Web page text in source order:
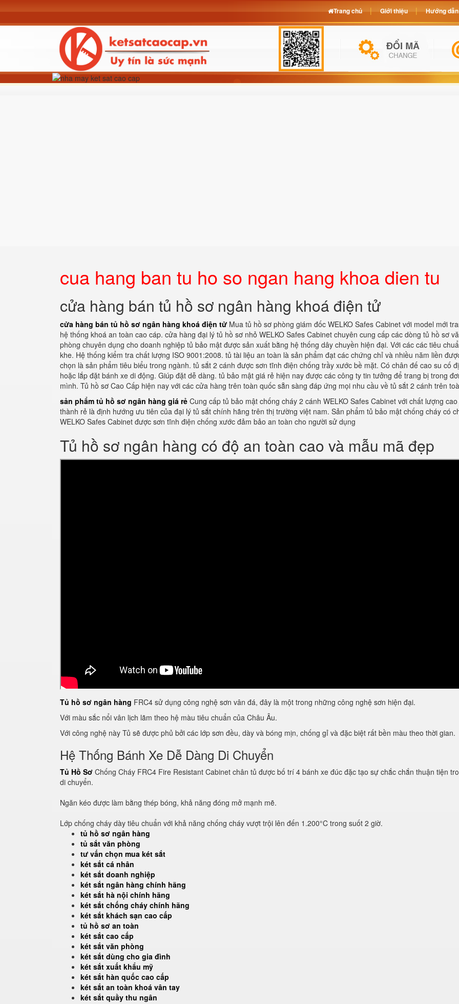
cua hang ban tu ho so ngan hang khoa dien tu
cửa hàng bán tủ hồ sơ ngân hàng khoá điện tử
cửa hàng bán tủ hồ sơ ngân hàng khoá điện tử Mua tủ hồ sơ phòng giám đốc WELKO Safes Cabinet với model mới
hệ thống khoá an toàn cao cáp. cửa hàng đại lý tủ hồ sơ nhỏ WELKO Safes Cabinet chuyên cung cấp các dòng tủ hồ sơ
phòng chuyên dụng cho doanh nghiệp tủ bảo mật được sản xuất bằng hệ thống dây chuyền hiện đại. Với các các tiêu
khe. Hệ thống kiểm tra chất lượng ISO 9001:2008. tủ tài liệu an toàn là sản phẩm đạt các chứng chỉ và nhiều năm liền
chọn là sản phẩm tiêu biểu trong ngành. tủ sắt 2 cánh được sơn tĩnh điện chống trầy xước bề mặt. Có chân đế cao su cố
hoặc lắp đặt bánh xe di động. Giúp đặt dễ dàng. tủ bảo mật giá rẻ hiện nay được các công ty tin tưởng để trang bị trong
mình. Tủ hồ sơ Cao Cấp hiện nay với các cửa hàng trên toàn quốc sẵn sàng đáp ứng mọi nhu cầu về tủ sắt 2 cánh trên
sản phẩm tủ hồ sơ ngân hàng giá rẻ Cung cấp tủ bảo mật chống cháy 2 cánh WELKO Safes Cabinet với chất lượng
thành rẻ là định hướng ưu tiên của đại lý tủ sắt chính hãng trên thị trường việt nam. Sản phẩm tủ bảo mật chống cháy có
WELKO Safes Cabinet được sơn tĩnh điện chống xước đảm bảo an toàn cho người sử dụng
Tủ hồ sơ ngân hàng có độ an toàn cao và mẫu mã đẹp
Tủ hồ sơ ngân hàng FRC4 sử dụng công nghệ sơn vân đá, đây là một trong những công nghệ sơn hiện đại.
Với màu sắc nổi vân lịch lãm theo hệ màu tiêu chuẩn của Châu Âu.
Với công nghệ này Tủ sẽ được phủ bởi các lớp sơn đều, dày và bóng mịn, chống gỉ và đặc biệt rất bền màu theo thời gian.
Hệ Thống Bánh Xe Dễ Dàng Di Chuyển
Tủ Hồ Sơ Chống Cháy FRC4 Fire Resistant Cabinet chân tủ được bố trí 4 bánh xe đúc đặc tạo sự chắc chắn thuận tiện
di chuyển.
Ngăn kéo được làm bằng thép bóng, khả năng đóng mở mạnh mẽ.
Lớp chống cháy dày tiêu chuẩn với khả năng chống cháy vượt trội lên đến 1.200°C trong suốt 2 giờ.
tủ hồ sơ ngân hàng
tủ sắt văn phòng
tư vấn chọn mua két sắt
két sắt cá nhân
két sắt doanh nghiệp
két sắt ngân hàng chính hãng
két sắt hà nội chính hãng
két sắt chống cháy chính hãng
két sắt khách sạn cao cấp
tủ hồ sơ an toàn
két sắt cao cấp
két sắt văn phòng
két sắt dùng cho gia đình
két sắt xuất khẩu mỹ
két sắt hàn quốc cao cấp
két sắt an toàn khoá vân tay
két sắt quầy thu ngân
Trang chủ Giới thiệu Hướng